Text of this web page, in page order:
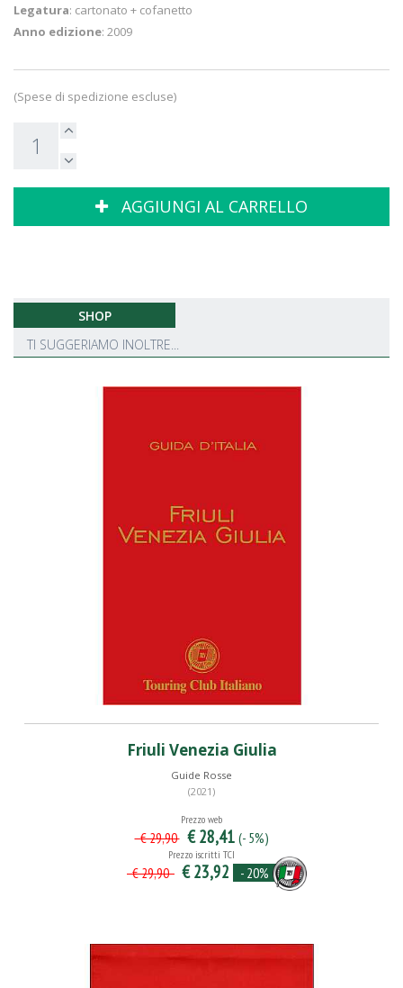
Legatura: cartonato + cofanetto
Anno edizione: 2009
(Spese di spedizione escluse)
AGGIUNGI AL CARRELLO
SHOP
TI SUGGERIAMO INOLTRE...
Friuli Venezia Giulia
Guide Rosse
(2021)
Prezzo web
€ 29,90 € 28,41 (- 5%)
Prezzo iscritti TCI
€ 29,90 € 23,92 - 20%